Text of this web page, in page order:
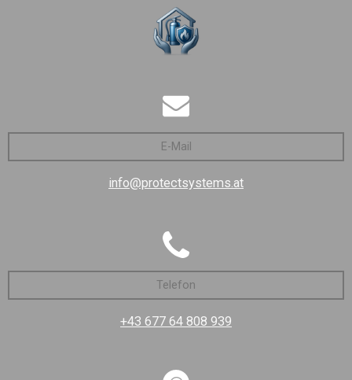
E-Mail
info@protectsystems.at
Telefon
+43 677 64 808 939